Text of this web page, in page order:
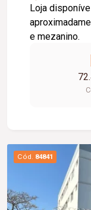
Loja
e mezanino.
Cód. 84841